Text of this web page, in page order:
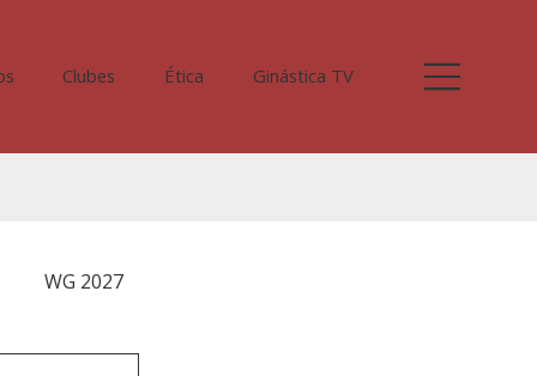
Clubes Ética Ginástica TV
WG 2027